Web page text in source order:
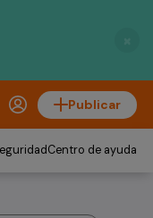
Publicar
Centro de ayuda